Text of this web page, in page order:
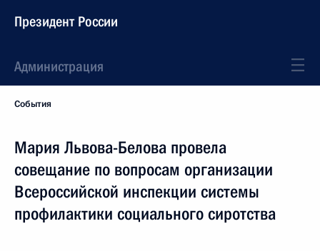
Президент России
Администрация
События
Мария Львова-Белова провела
совещание по вопросам организации
Всероссийской инспекции системы
профилактики социального сиротства